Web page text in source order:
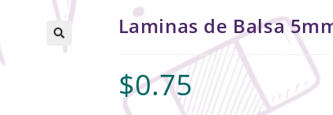
🔍
Laminas de Balsa
$0.75